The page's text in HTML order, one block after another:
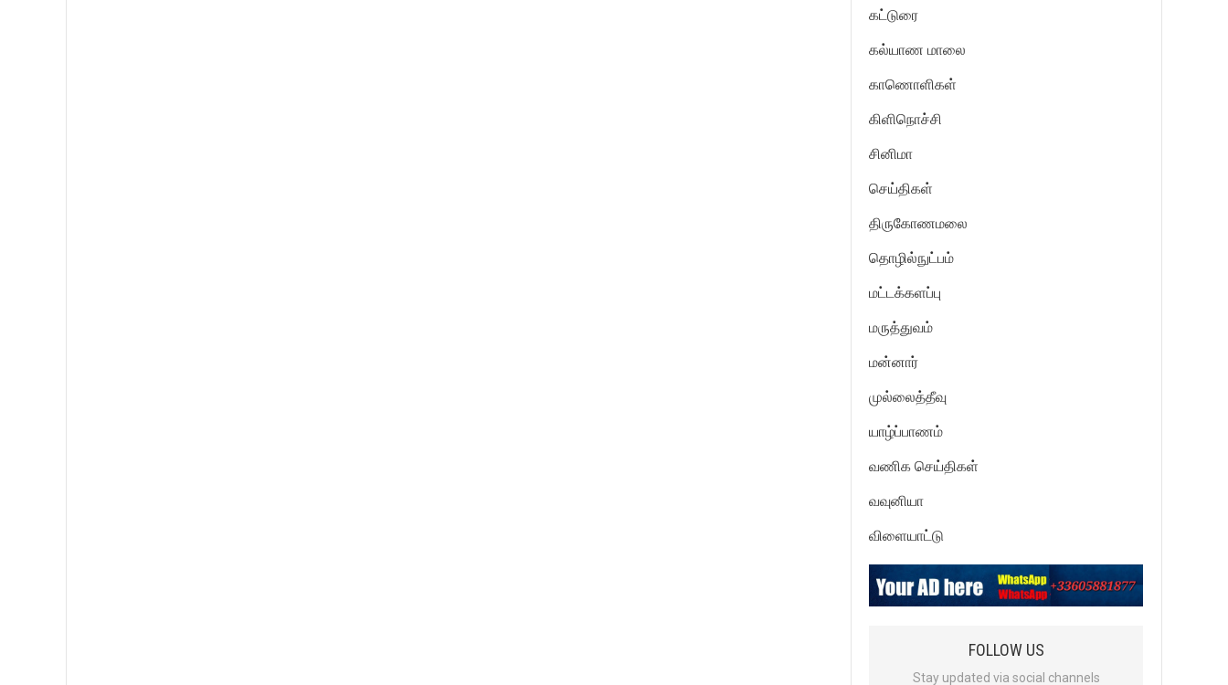
கட்டுரை
கல்யாண மாலை
காணொளிகள்
கிளிநொச்சி
சினிமா
செய்திகள்
திருகோணமலை
தொழில்நுட்பம்
மட்டக்களப்பு
மருத்துவம்
மன்னார்
முல்லைத்தீவு
யாழ்ப்பாணம்
வணிக செய்திகள்
வவுனியா
விளையாட்டு
FOLLOW US
Stay updated via social channels